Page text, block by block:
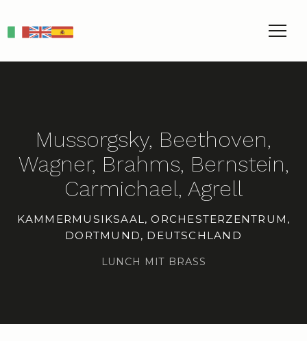
EN ES
Mussorgsky, Beethoven,
Wagner, Brahms, Bernstein,
Carmichael, Agrell
KAMMERMUSIKSAAL, ORCHESTERZENTRUM,
DORTMUND, DEUTSCHLAND
LUNCH MIT BRASS